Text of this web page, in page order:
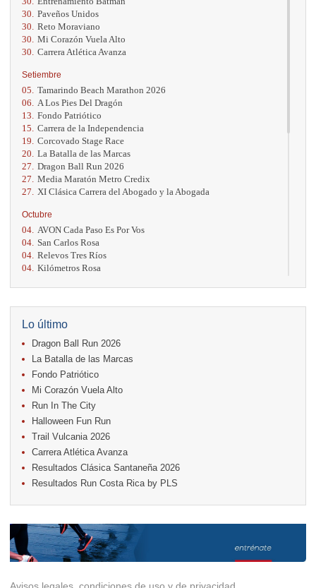
30. Paveños Unidos
30. Reto Moraviano
30. Mi Corazón Vuela Alto
30. Carrera Atlética Avanza
Setiembre
05. Tamarindo Beach Marathon 2026
06.
A Los Pies Del Dragón
13. Fondo Patriótico
15. Carrera de la Independencia
19. Corcovado Stage Race
20. La Batalla de las Marcas
27. Dragon Ball Run 2026
27. Media Maratón Metro Credix
27.
XI Clásica Carrera del Abogado y la Abogada
Octubre
04. AVON Cada Paso Es Por Vos
04. San Carlos Rosa
04. Relevos Tres Ríos
04. Kilómetros Rosa
18. Casa Turire Trail Run
18.
Warriors Run Circuit
18. Samsung Jacó Beach Half Marathon 2026
25. KRun by Under Armour
25. Run Alajuela
31.
Halloween Fun Run
Noviembre
08. Lindora Run
15. Entre Pan y Rosas
Diciembre
06. Trail Vulcania 2026
12. Media Maratón Puntarenas 2026
Lo último
Dragon Ball Run 2026
La Batalla de las Marcas
Fondo Patriótico
Mi Corazón Vuela Alto
Run In The City
Halloween Fun Run
Trail Vulcania 2026
Carrera Atlética Avanza
Resultados Clásica Santaneña 2026
Resultados Run Costa Rica by PLS
Avisos legales, condiciones de uso y de privacidad.